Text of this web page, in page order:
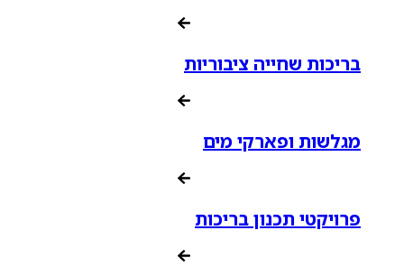
בריכות שחייה ציבוריות
מגלשות ופארקי מים
פרויקטי תכנון בריכות